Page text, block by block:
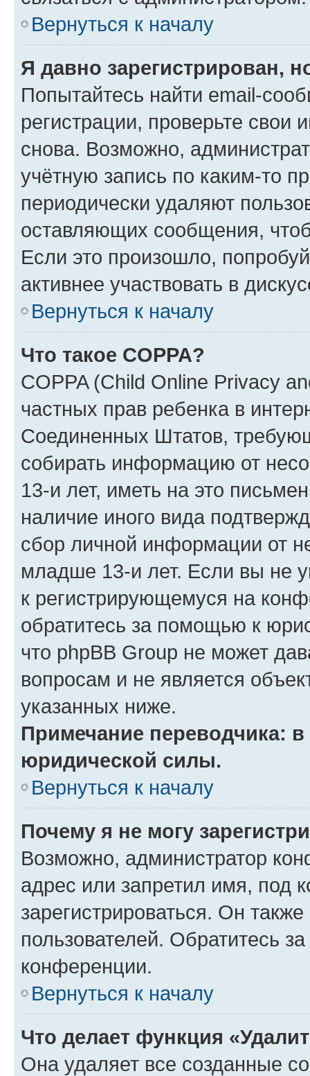
Вернуться к началу
Я давно зарегистрирован,
Попытайтесь найти email-
регистрации, проверьте свои
снова. Возможно,
учётную запись по каким-то
периодически удаляют
оставляющих сообщения,
Если это произошло,
активнее участвовать в
Вернуться к началу
Что такое COPPA?
COPPA (Child Online Privacy
частных прав ребенка в
Соединенных Штатов,
собирать информацию от
13-и лет, иметь на это
наличие иного вида
сбор личной информации от
младше 13-и лет. Если вы не
к регистрирующемуся на
обратитесь за помощью к
что phpBB Group не может
вопросам и не является
указанных ниже.
Примечание переводчика:
юридической силы.
Вернуться к началу
Почему я не могу
Возможно, администратор
адрес или запретил имя, под
зарегистрироваться. Он
пользователей. Обратитесь
конференции.
Вернуться к началу
Что делает функция
Она удаляет все созданные